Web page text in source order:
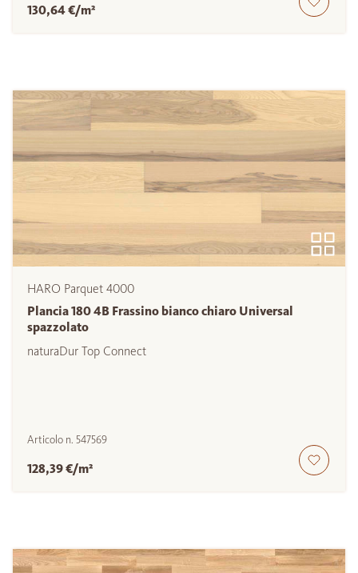
130,64 €/m²
HARO Parquet 4000
Plancia 180 4B Frassino bianco chiaro Universal
spazzolato
naturaDur Top Connect
Articolo n. 547569
128,39 €/m²